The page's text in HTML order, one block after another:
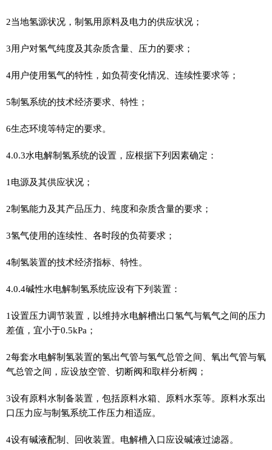
2当地氢源状况，制氢用原料及电力的供应状况；
3用户对氢气纯度及其杂质含量、压力的要求；
4用户使用氢气的特性，如负荷变化情况、连续性要求等；
5制氢系统的技术经济要求、特性；
6生态环境等特定的要求。
4.0.3水电解制氢系统的设置，应根据下列因素确定：
1电源及其供应状况；
2制氢能力及其产品压力、纯度和杂质含量的要求；
3氢气使用的连续性、各时段的负荷要求；
4制氢装置的技术经济指标、特性。
4.0.4碱性水电解制氢系统应设有下列装置：
1设置压力调节装置，以维持水电解槽出口氢气与氧气之间的压力
差值，宜小于0.5kPa；
2每套水电解制氢装置的氢出气管与氢气总管之间、氧出气管与氧
气总管之间，应设放空管、切断阀和取样分析阀；
3设有原料水制备装置，包括原料水箱、原料水泵等。原料水泵出
口压力应与制氢系统工作压力相适应。
4设有碱液配制、回收装置。电解槽入口应设碱液过滤器。